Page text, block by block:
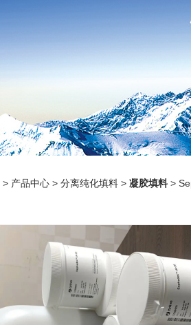
> 产品中心 > 分离纯化填料 > 凝胶填料 >